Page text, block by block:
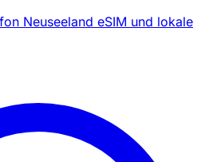
Neuseeland eSIM und lokale